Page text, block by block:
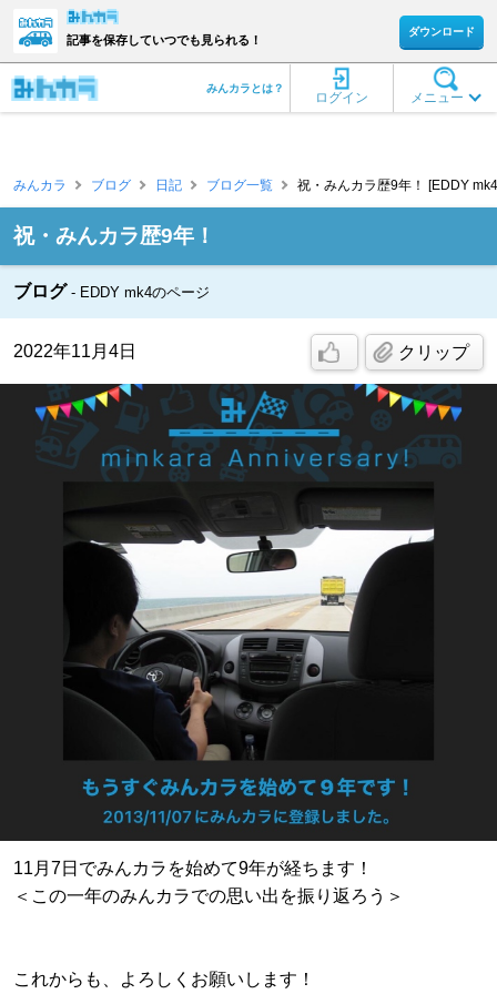
記事を保存していつでも見られる！
ダウンロード
メニュー
ログイン
みんカラとは？
みんカラ ブログ 日記 ブログ一覧 祝・みんカラ歴9年！ [EDDY
祝・みんカラ歴9年！
ブログ EDDY mk4のページ
2022年11月4日 クリップ
11月7日でみんカラを始めて9年が経ちます！
＜この一年のみんカラでの思い出を振り返ろう＞
これからも、よろしくお願いします！